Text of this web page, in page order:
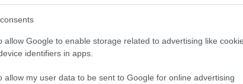
allow Google to enable storage related to advertising like
identifiers in apps.
allow my user data to be sent to Google for online advertising
a hely és megjelenések keresésének,
a meditation in one act című bemutatód is